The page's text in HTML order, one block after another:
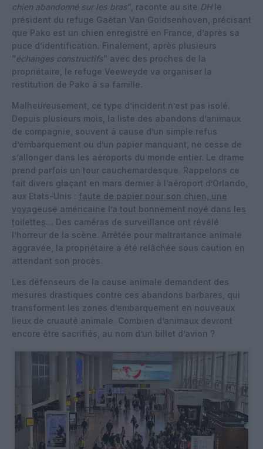
chien abandonné sur les bras“, raconte au site DHle
président du refuge Gaëtan Van Goidsenhoven, précisant
que Pako est un chien enregistré en France, d’après sa
puce d’identification. Finalement, après plusieurs
“échanges constructifs” avec des proches de la
propriétaire, le refuge Veeweyde va organiser la
restitution de Pako à sa famille.
Malheureusement, ce type d’incident n’est pas isolé.
Depuis plusieurs mois, la liste des abandons d’animaux
de compagnie, souvent à cause d’un simple refus
d’embarquement ou d’un papier manquant, ne cesse de
s’allonger dans les aéroports du monde entier. Le drame
prend parfois un tour cauchemardesque. Rappelons ce
fait divers glaçant en mars dernier à l’aéroport d’Orlando,
aux Etats-Unis : faute de papier pour son chien, une
voyageuse américaine l’a tout bonnement noyé dans les
toilettes… Des caméras de surveillance ont révélé
l’horreur de la scène. Arrêtée pour maltraitance animale
aggravée, la propriétaire a été relâchée sous caution en
attendant son procès.
Les défenseurs de la cause animale demandent des
mesures drastiques contre ces abandons barbares, qui
transforment les zones d’embarquement en nouveaux
lieux de cruauté animale. Combien d’animaux devront
encore être sacrifiés, au nom d’un billet d’avion ?